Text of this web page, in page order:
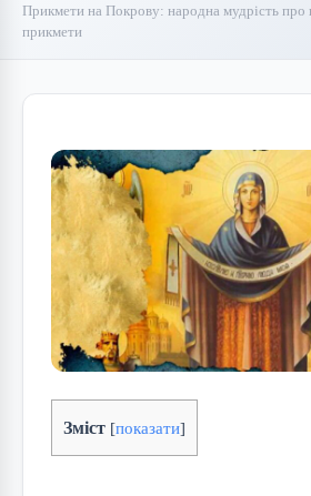
Прикмети на Покрову: народна мудрість про
прикмети
Зміст [показати]